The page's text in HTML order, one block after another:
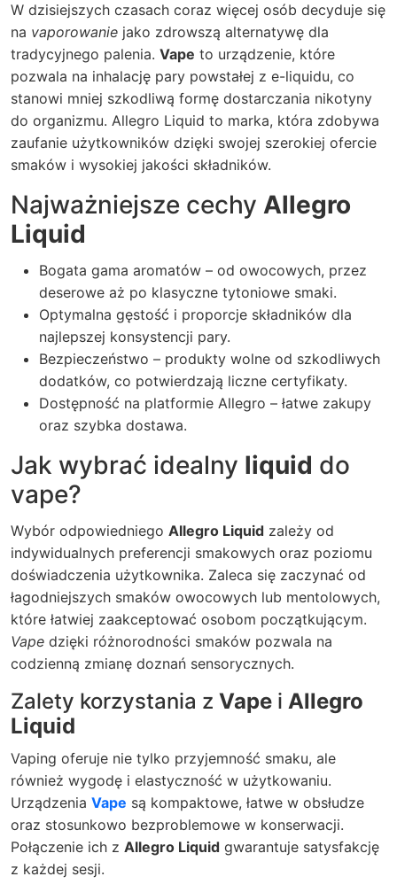
W dzisiejszych czasach coraz więcej osób decyduje się
na vaporowanie jako zdrowszą alternatywę dla
tradycyjnego palenia. Vape to urządzenie, które
pozwala na inhalację pary powstałej z e-liquidu, co
stanowi mniej szkodliwą formę dostarczania nikotyny
do organizmu. Allegro Liquid to marka, która zdobywa
zaufanie użytkowników dzięki swojej szerokiej ofercie
smaków i wysokiej jakości składników.
Najważniejsze cechy Allegro
Liquid
Bogata gama aromatów – od owocowych, przez
deserowe aż po klasyczne tytoniowe smaki.
Optymalna gęstość i proporcje składników dla
najlepszej konsystencji pary.
Bezpieczeństwo – produkty wolne od szkodliwych
dodatków, co potwierdzają liczne certyfikaty.
Dostępność na platformie Allegro – łatwe zakupy
oraz szybka dostawa.
Jak wybrać idealny liquid do
vape?
Wybór odpowiedniego Allegro Liquid zależy od
indywidualnych preferencji smakowych oraz poziomu
doświadczenia użytkownika. Zaleca się zaczynać od
łagodniejszych smaków owocowych lub mentolowych,
które łatwiej zaakceptować osobom początkującym.
Vape dzięki różnorodności smaków pozwala na
codzienną zmianę doznań sensorycznych.
Zalety korzystania z Vape i Allegro
Liquid
Vaping oferuje nie tylko przyjemność smaku, ale
również wygodę i elastyczność w użytkowaniu.
Urządzenia Vape są kompaktowe, łatwe w obsłudze
oraz stosunkowo bezproblemowe w konserwacji.
Połączenie ich z Allegro Liquid gwarantuje satysfakcję
z każdej sesji.